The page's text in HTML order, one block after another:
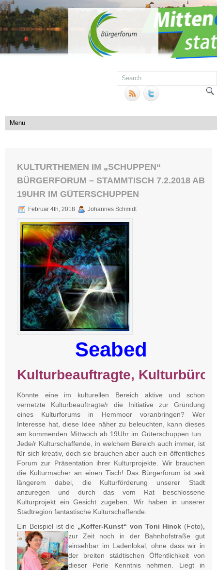
KULTURTHEMEN IM „SCHUPPEN“
BÜRGERFORUM – STAMMTISCH 7.2.2018 AB
19UHR IM GÜTERSCHUPPEN
Februar 4th, 2018 Johannes Schmidt
Seabed
Kulturbeauftragte, Kulturbüro,
Könnte eine im kulturellen Bereich aktive und schon
vernetzte Kulturbeauftragte/r die Initiative zur Gründung
eines Kulturforums in Hemmoor voranbringen? Wer
Interesse hat, diese Idee näher zu beleuchten, kann dieses
am kommenden Mittwoch ab 19Uhr im Güterschuppen tun.
Jede/r Kulturschaffende, in welchem Bereich auch immer, ist
für sich kreativ, doch sie brauchen aber auch ein öffentliches
Forum zur Präsentation ihrer Kulturprojekte. Wir brauchen
die Kulturmacher an einen Tisch! Das Bürgerforum ist seit
längerem dabei, die Kulturförderung unserer Stadt
anzuregen und durch das vom Rat beschlossene
Kulturprojekt ein Gesicht zugeben. Wir haben in unserer
Stadtregion fantastische Kulturschaffende.
Ein Beispiel ist die „Koffer-Kunst“ von Toni Hinck (Foto),
zur Zeit noch in der Bahnhofstraße gut
einsehbar im Ladenlokal, ohne dass wir in
der breiten städtischen Öffentlichkeit von
dieser Perle Kenntnis nehmen. Liegt in